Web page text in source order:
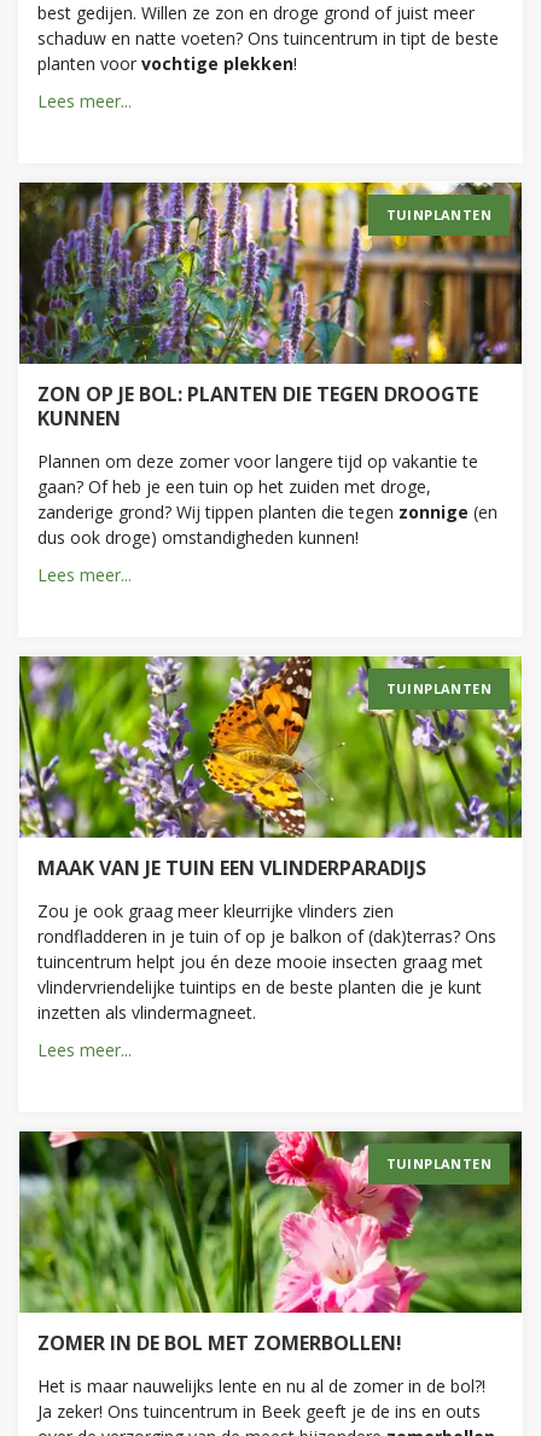
best gedijen. Willen ze zon en droge grond of juist meer
schaduw en natte voeten? Ons tuincentrum in tipt de beste
planten voor vochtige plekken!
Lees meer...
ZON OP JE BOL: PLANTEN DIE TEGEN DROOGTE
KUNNEN
Plannen om deze zomer voor langere tijd op vakantie te
gaan? Of heb je een tuin op het zuiden met droge,
zanderige grond? Wij tippen planten die tegen zonnige (en
dus ook droge) omstandigheden kunnen!
Lees meer...
TUINPLANTEN
MAAK VAN JE TUIN EEN VLINDERPARADIJS
Zou je ook graag meer kleurrijke vlinders zien
rondfladderen in je tuin of op je balkon of (dak)terras? Ons
tuincentrum helpt jou én deze mooie insecten graag met
vlindervriendelijke tuintips en de beste planten die je kunt
inzetten als vlindermagneet.
Lees meer...
TUINPLANTEN
ZOMER IN DE BOL MET ZOMERBOLLEN!
Het is maar nauwelijks lente en nu al de zomer in de bol?!
Ja zeker! Ons tuincentrum in Beek geeft je de ins en outs
TUINPLANTEN